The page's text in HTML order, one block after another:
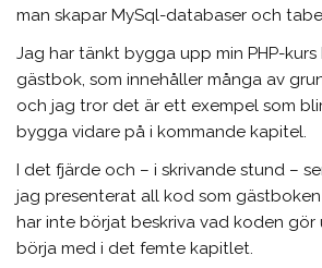
man skapar MySql-databaser och
Jag har tänkt bygga upp min PHP-
gästbok, som innehåller många av
och jag tror det är ett exempel som
bygga vidare på i kommande kapitel.
I det fjärde och – i skrivande stund –
jag presenterat all kod som
har inte börjat beskriva vad koden
börja med i det femte kapitlet.